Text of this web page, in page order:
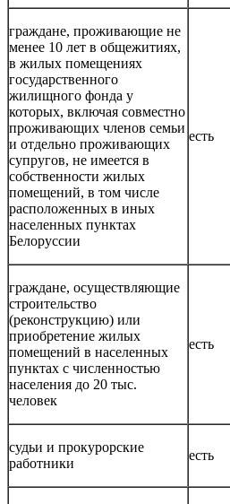
граждане, проживающие не
менее 10 лет в общежитиях,
в жилых помещениях
государственного
жилищного фонда у
которых, включая совместно
проживающих членов семьи
и отдельно проживающих
супругов, не имеется в
собственности жилых
помещений, в том числе
расположенных в иных
населенных пунктах
Белоруссии
есть
граждане, осуществляющие
строительство
(реконструкцию) или
приобретение жилых
помещений в населенных
пунктах с численностью
населения до 20 тыс.
человек
есть
судьи и прокурорские
работники
есть